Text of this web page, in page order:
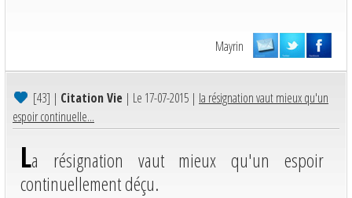
Mayrin
[43] | Citation Vie | Le 17-07-2015 | la résignation vaut mieux qu'un
espoir continuelle...
La résignation vaut mieux qu'un espoir
continuellement déçu.